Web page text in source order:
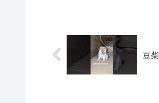
豆